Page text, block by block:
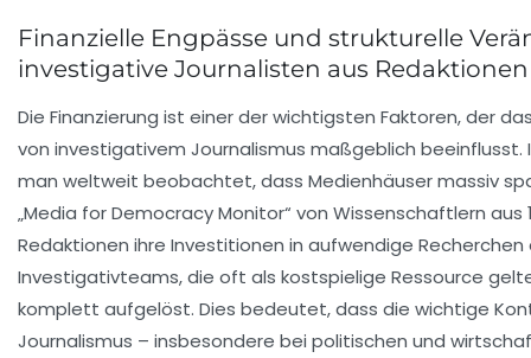
Finanzielle Engpässe und strukturelle
investigative Journalisten aus
Die Finanzierung ist einer der wichtigsten Faktoren, der
von investigativem Journalismus maßgeblich
man weltweit beobachtet, dass Medienhäuser massiv
„Media for Democracy Monitor“ von Wissenschaftlern aus
Redaktionen ihre Investitionen in aufwendige Recherchen
Investigativteams, die oft als kostspielige Ressource
komplett aufgelöst. Dies bedeutet, dass die wichtige
Journalismus – insbesondere bei politischen und